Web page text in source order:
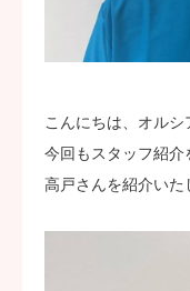
こんにちは、オルシ
今回もスタッフ紹
高戸さんを紹介いた
事業案内
採用案内